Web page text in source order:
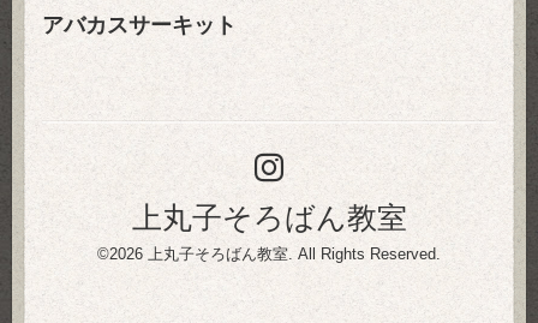
アバカスサーキット
上丸子そろばん教室
©2026 上丸子そろばん教室 . All Rights Reserved.